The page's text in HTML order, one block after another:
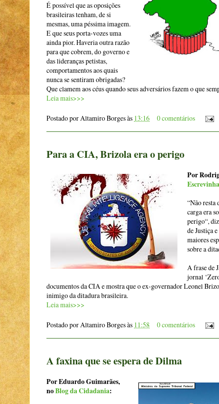
É possível que as oposições
brasileiras tenham, de si
mesmas, uma péssima imagem.
E que seus porta-vozes uma
ainda pior. Haveria outra razão
para que cobrem, do governo e
das lideranças petistas,
comportamentos aos quais
nunca se sentiram obrigadas?
Que clamem aos céus quando seus adversários fazem o que
Leia mais>>>
Postado porAltamiro Borgesàs 13:16 0 comentários
Para a CIA, Brizola era o perigo
Por
“Não resta
carga era
perigo“,
de Justiça
maiores
sobre a
A frase de
jornal
documentos da CIA e mostra que o ex-governador Leonel
inimigo da ditadura brasileira.
Leia mais>>>
Postado porAltamiro Borgesàs 11:58 0 comentários
A faxina que se espera de Dilma
Por Eduardo Guimarães,
noBlog da Cidadania: